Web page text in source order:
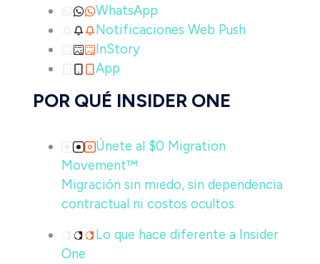
WhatsApp
Notificaciones Web Push
InStory
App
POR QUÉ INSIDER ONE
Únete al $0 Migration
Movement™
Migración sin miedo, sin dependencia
contractual ni costos ocultos.
Lo que hace diferente a Insider
One